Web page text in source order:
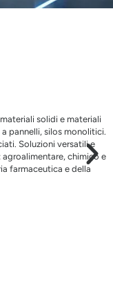
una
solidi e materiali
pannelli, silos monolitici.
Soluzioni versatili e
chimico e
farmaceutica e della